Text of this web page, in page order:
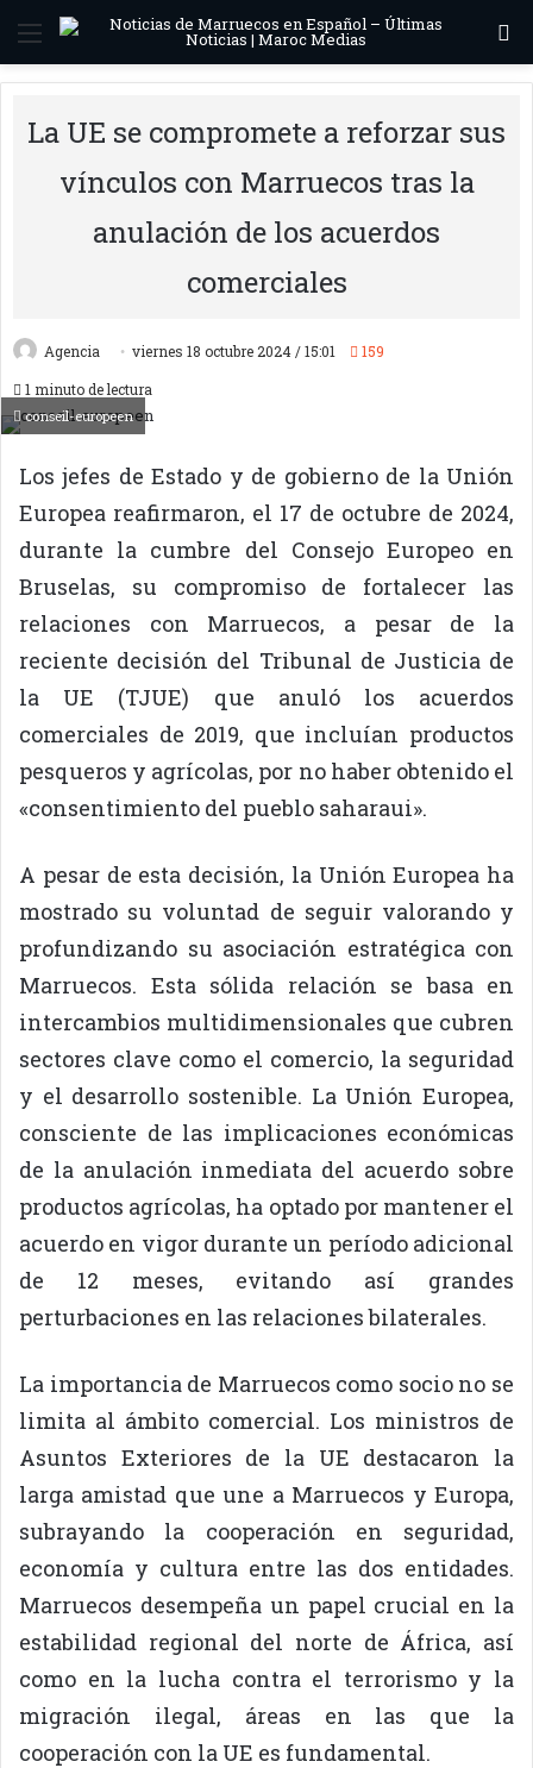
Menú
La UE se compromete a reforzar sus
vínculos con Marruecos tras la
anulación de los acuerdos
comerciales
Agencia viernes 18 octubre 2024 / 15:01
159
1 minuto de lectura
conseil-europeen
Los jefes de Estado y de gobierno de la Unión
Europea reafirmaron, el 17 de octubre de 2024,
durante la cumbre del Consejo Europeo en
Bruselas, su compromiso de fortalecer las
relaciones con Marruecos, a pesar de la
reciente decisión del Tribunal de Justicia de
la UE (TJUE) que anuló los acuerdos
comerciales de 2019, que incluían productos
pesqueros y agrícolas, por no haber obtenido el
«consentimiento del pueblo saharaui».
A pesar de esta decisión, la Unión Europea ha
mostrado su voluntad de seguir valorando y
profundizando su asociación estratégica con
Marruecos. Esta sólida relación se basa en
intercambios multidimensionales que cubren
sectores clave como el comercio, la seguridad
y el desarrollo sostenible. La Unión Europea,
consciente de las implicaciones económicas
de la anulación inmediata del acuerdo sobre
productos agrícolas, ha optado por mantener el
acuerdo en vigor durante un período adicional
de 12 meses, evitando así grandes
perturbaciones en las relaciones bilaterales.
La importancia de Marruecos como socio no se
limita al ámbito comercial. Los ministros de
Asuntos Exteriores de la UE destacaron la
larga amistad que une a Marruecos y Europa,
subrayando la cooperación en seguridad,
economía y cultura entre las dos entidades.
Marruecos desempeña un papel crucial en la
estabilidad regional del norte de África, así
como en la lucha contra el terrorismo y la
migración ilegal, áreas en las que la
cooperación con la UE es fundamental.